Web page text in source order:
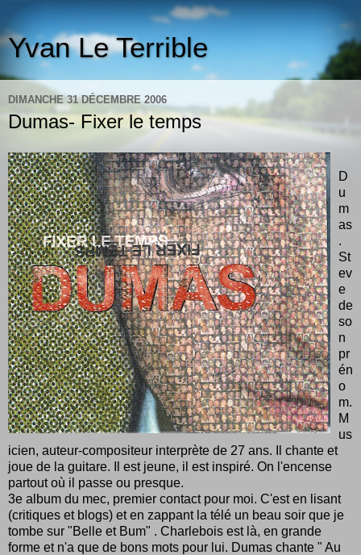
Yvan Le Terrible
DIMANCHE 31 DÉCEMBRE 2006
Dumas- Fixer le temps
D
u
m
as
.
St
ev
e
de
so
n
pr
én
o
m.
M
us
icien, auteur-compositeur interprète de 27 ans. Il chante et
joue de la guitare. Il est jeune, il est inspiré. On l'encense
partout où il passe ou presque.
3e album du mec, premier contact pour moi. C'est en lisant
(critiques et blogs) et en zappant la télé un beau soir que je
tombe sur "Belle et Bum" . Charlebois est là, en grande
forme et n'a que de bons mots pour lui. Dumas chante " Au